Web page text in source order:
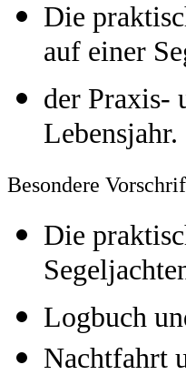
Die
auf einer
der Praxis-
Lebensjahr.
Besondere
Die
Logbuch
Nachtfahrt